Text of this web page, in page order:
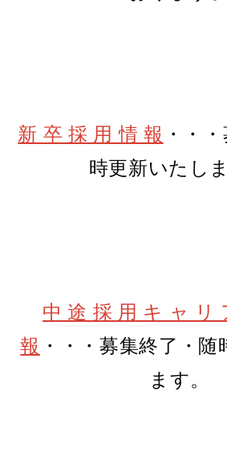
新 卒 採 用 情 報 ・・
時更新いたしま
中 途 採 用 キ ャ リ
報 ・・・募集終了・随
ます。